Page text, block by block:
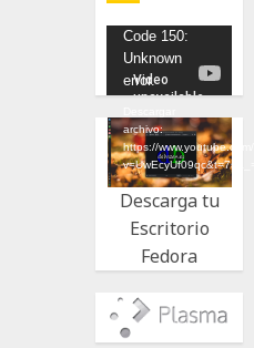
Reproductor
de
vídeo
Code 150:
Unknown
error.
archivo:
https://
Descarga tu
Escritorio
Fedora